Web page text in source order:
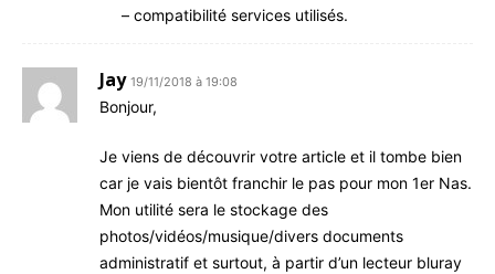
– compatibilité services utilisés.
Jay 19/11/2018 à 19:08
Bonjour,
Je viens de découvrir votre article et il tombe bien
car je vais bientôt franchir le pas pour mon 1er Nas.
Mon utilité sera le stockage des
photos/vidéos/musique/divers documents
administratif et surtout, à partir d’un lecteur bluray